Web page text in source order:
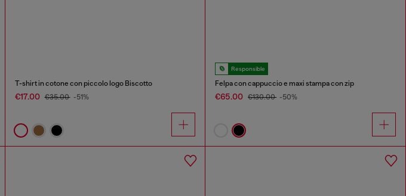
T-shirt in cotone con piccolo logo Biscotto
€17.00 €35.00 -51%
Responsible
Felpa con cappuccio e maxi stampa con zip
€65.00 €130.00 -50%